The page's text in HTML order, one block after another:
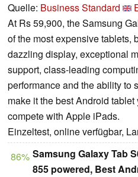
Quelle: Business Standard
At Rs 59,900, the Samsung
of the most expensive tablets,
dazzling display, exceptional
support, class-leading
performance and the ability to
make it the best Android
compete with Apple iPads.
Einzeltest, online verfügbar,
86% Samsung Galaxy Tab
855 powered, Best